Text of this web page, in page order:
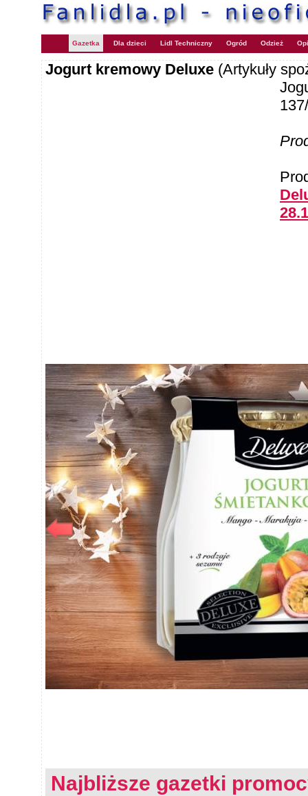
Gazetka Dla dzieci Lidl Techniczny Ogród Odzież
Jogurt kremowy Deluxe (Artykuły
Najbliższe gazetki